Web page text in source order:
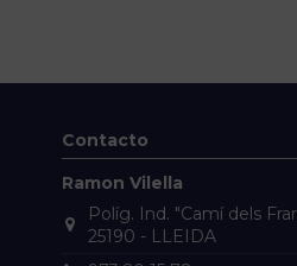
Contacto
Ramon Vilella
Políg. Ind. "Camí dels
25190 - LLEIDA